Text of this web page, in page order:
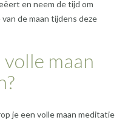
en neem de tijd om
de maan tijdens deze
maan
je een volle maan meditatie